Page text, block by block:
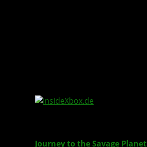
Journey to the Savage Planet